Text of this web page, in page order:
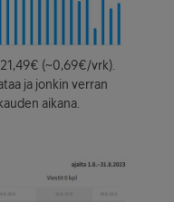
(~0,69€/vrk).
ja jonkin verran
aikana.